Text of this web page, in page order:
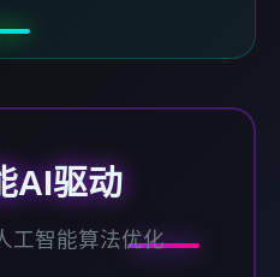
AI驱动
工智能算法优化